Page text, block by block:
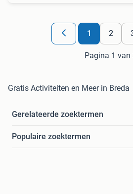
1 2
Pagina 1 van
Gratis Activiteiten en Meer in Breda
Gerelateerde zoektermen
Populaire zoektermen